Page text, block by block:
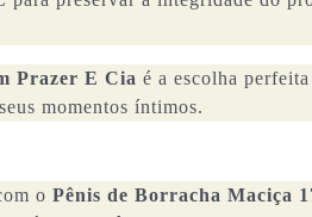
Prazer E Cia é a escolha
momentos íntimos.
o Pênis de Borracha Maciça